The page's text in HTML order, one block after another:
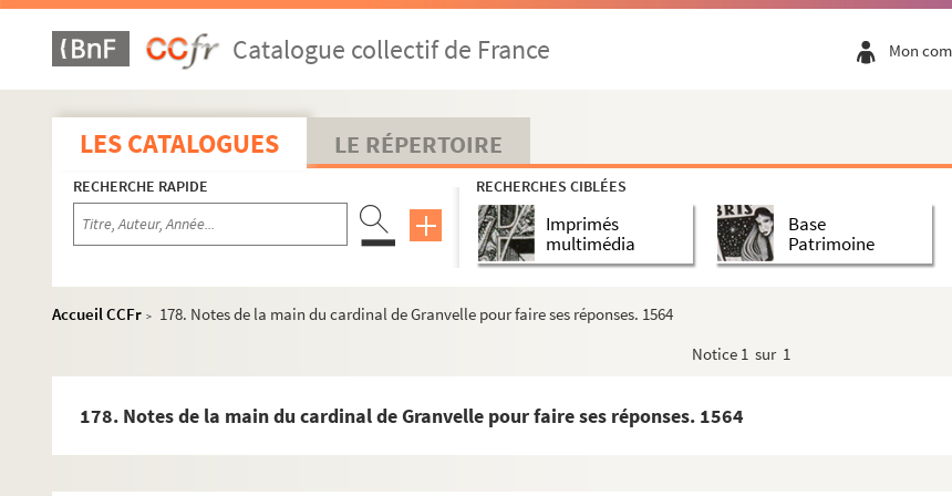
Catalogue collectif de France Mon
LES CATALOGUES LE RÉPERTOIRE
RECHERCHE RAPIDE RECHERCHES CIBLÉES
Imprimés
multimédia
Base
Patrimoine
Accueil CCFr >
178. Notes de la main du cardinal de Granvelle pour faire ses réponses. 1564
Notice 1 sur 1
178. Notes de la main du cardinal de Granvelle pour faire ses réponses. 1564
57. Le chanoine del Prée à Morillon. Saint-Amand, 24 mai 1564
59. Morillon au cardinal de Granvelle (billet s. l. n. d.)
60. Frère Pierre Lupus à Morillon. Malines
61. Marguerite de Parme au cardinal de Granvelle. Bruxelles, 8 juin 1564
63. Morillon au cardinal de Granvelle. Bruxelles, 9 et 12 juin 1564
69. Billet du cardinal de Granvelle en 1564 (ce que dépose le courrier détroussé)
70. Le chanoine del Prée à Morillon (billet d'envoi d'un croquis de Saint-Amand, où le feu avait pris)
72. Croquis à la plume de la main du peintre Pierre d'Argent
77. Morillon au cardinal de Granvelle. Bruxelles, 12 juin 1564